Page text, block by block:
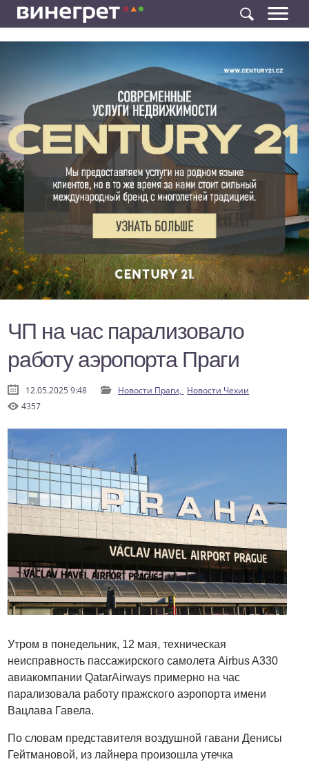
ЧП на час парализовало
работу аэропорта Праги
12.05.2025 9:48 Новости Праги, Новости Чехии
4357
Утром в понедельник, 12 мая, техническая
неисправность пассажирского самолета Airbus A330
авиакомпании QatarAirways примерно на час
парализовала работу пражского аэропорта имени
Вацлава Гавела.
По словам представителя воздушной гавани Денисы
Гейтмановой, из лайнера произошла утечка